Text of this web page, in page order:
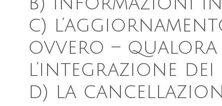
c)
ovvero – qualora
l’integrazione dei
d) la